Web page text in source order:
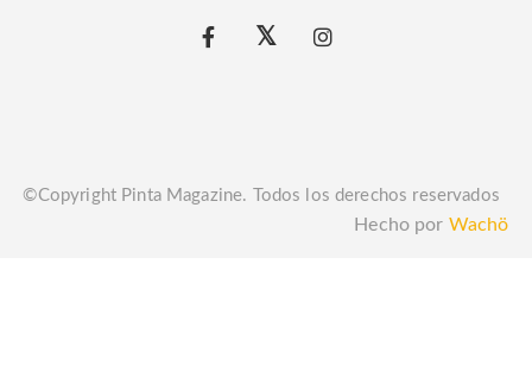
©Copyright Pinta Magazine. Todos los derechos reservados
Hecho por Wachö